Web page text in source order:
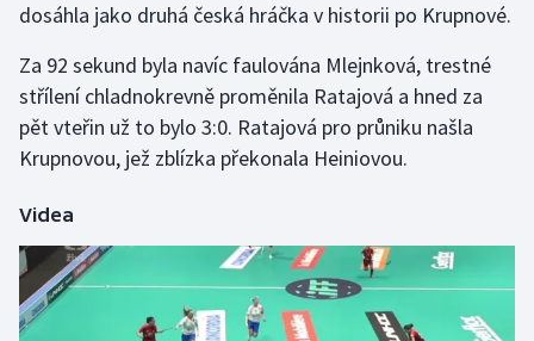
Olympijské hry
Parasport
Plavání
Plážový volejbal
dosáhla jako druhá česká hráčka v historii po Krupnové.
Za 92 sekund byla navíc faulována Mlejnková, trestné
střílení chladnokrevně proměnila Ratajová a hned za
pět vteřin už to bylo 3:0. Ratajová pro průniku našla
Krupnovou, jež zblízka překonala Heiniovou.
Videa